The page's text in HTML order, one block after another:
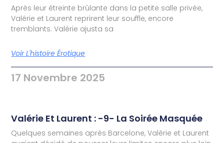
Après leur étreinte brûlante dans la petite salle privée,
Valérie et Laurent reprirent leur souffle, encore
tremblants. Valérie ajusta sa
Voir L'histoire Érotique
17 Novembre 2025
Valérie Et Laurent : -9- La Soirée Masquée
Quelques semaines après Barcelone, Valérie et Laurent